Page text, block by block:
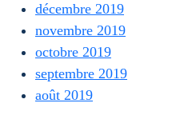
décembre 2019
novembre 2019
octobre 2019
septembre 2019
août 2019